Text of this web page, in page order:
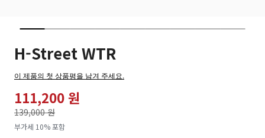
H-Street WTR
이 제품의 첫 상품평을 남겨 주세요.
111,200 원
139,000 원
로
부가세 10% 포함